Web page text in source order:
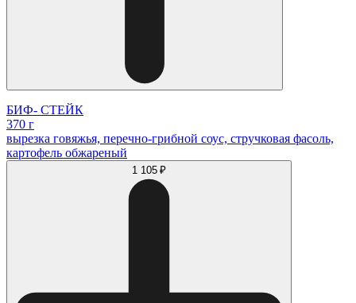
БИФ- СТЕЙК
370 г
вырезка говяжья, перечно-грибной соус, стручковая фасоль,
картофель обжареный
1 105 ₽